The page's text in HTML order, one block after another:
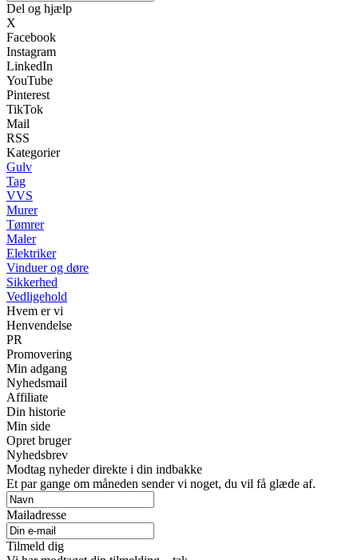
Del og hjælp
X
Facebook
Instagram
LinkedIn
YouTube
Pinterest
TikTok
Mail
RSS
Kategorier
Gulv
Tag
VVS
Murer
Tømrer
Maler
Elektriker
Vinduer og døre
Sikkerhed
Vedligehold
Hvem er vi
Henvendelse
PR
Promovering
Min adgang
Nyhedsmail
Affiliate
Din historie
Min side
Opret bruger
Nyhedsbrev
Modtag nyheder direkte i din indbakke
Et par gange om måneden sender vi noget, du vil få glæde af.
Mailadresse
Tilmeld dig